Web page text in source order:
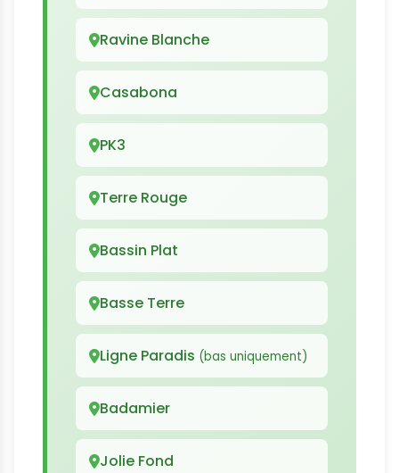
Ravine Blanche
Casabona
PK3
Terre Rouge
Bassin Plat
Basse Terre
Ligne Paradis (bas uniquement)
Badamier
Jolie Fond